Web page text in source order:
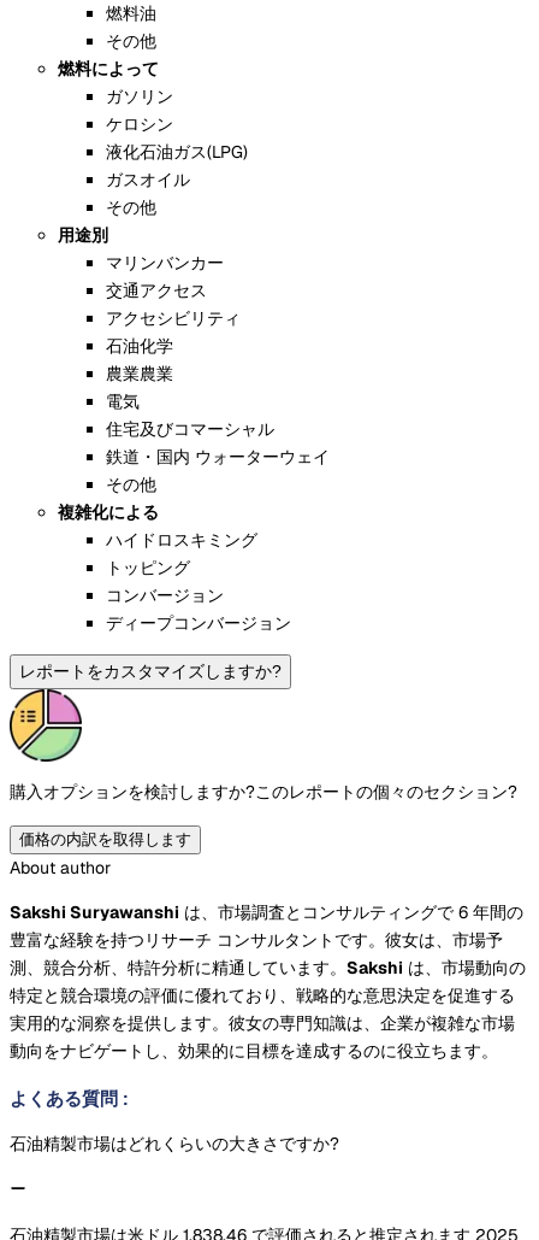
燃料油
その他
燃料によって
ガソリン
ケロシン
液化石油ガス(LPG)
ガスオイル
その他
用途別
マリンバンカー
交通アクセス
アクセシビリティ
石油化学
農業農業
電気
住宅及びコマーシャル
鉄道・国内 ウォーターウェイ
その他
複雑化による
ハイドロスキミング
トッピング
コンバージョン
ディープコンバージョン
レポートをカスタマイズしますか?
購入オプションを検討しますか?このレポートの個々のセクション?
価格の内訳を取得します
About author
Sakshi Suryawanshi は、市場調査とコンサルティングで 6 年間の
豊富な経験を持つリサーチ コンサルタントです。彼女は、市場予
測、競合分析、特許分析に精通しています。 Sakshi は、市場動向の
特定と競合環境の評価に優れており、戦略的な意思決定を促進する
実用的な洞察を提供します。彼女の専門知識は、企業が複雑な市場
動向をナビゲートし、効果的に目標を達成するのに役立ちます。
よくある質問 :
石油精製市場はどれくらいの大きさですか?
石油精製市場は米ドル 1,838.46 で評価されると推定されます 2025